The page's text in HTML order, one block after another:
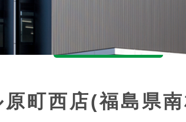
町西店(福島県